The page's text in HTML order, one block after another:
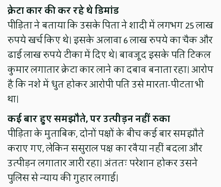
क्रेटा कार की कर रहे थे डिमांड
पीड़िता ने बताया कि उसके पिता ने शादी में लगभग 25 लाख
रुपये खर्च किए थे। इसके अलावा 6 लाख रुपये का चैक और
ढाई लाख रुपये टीका में दिए थे। बावजूद इसके पति टिकल
कुमार लगातार क्रेटा कार लाने का दबाव बनाता रहा। आरोप
है कि नशे में धुत होकर आरोपी पति उसे मारता-पीटता भी
था।
कई बार हुए समझौते, पर उत्पीड़न नहीं रुका
पीड़िता के मुताबिक, दोनों पक्षों के बीच कई बार समझौते
कराए गए, लेकिन ससुराल पक्ष का रवैया नहीं बदला और
उत्पीड़न लगातार जारी रहा। अंततः परेशान होकर उसने
पुलिस से न्याय की गुहार लगाई।